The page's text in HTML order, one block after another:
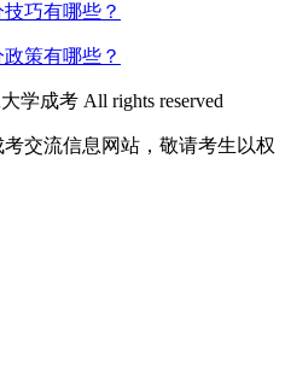
巧有哪些？
策有哪些？
学成考 All rights reserved
交流信息网站，敬请考生以权